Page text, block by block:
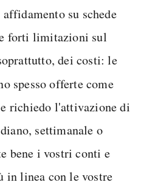
su schede
forti limitazioni sul
dei costi: le
spesso offerte come
richiedo l'attivazione di
settimanale o
bene i vostri conti e
in linea con le vostre